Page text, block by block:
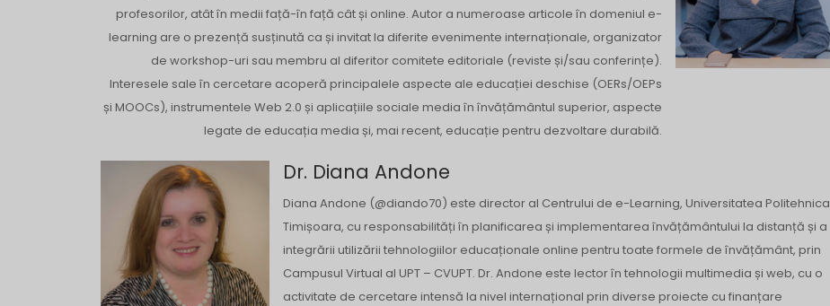
profesorilor, atât în medii față-în față cât și online. Autor a numeroase articole în domeniul e-
learning are o prezență susținută ca și invitat la diferite evenimente internaționale, organizator
de workshop-uri sau membru al diferitor comitete editoriale (reviste și/sau conferințe).
Interesele sale în cercetare acoperă principalele aspecte ale educației deschise (OERs/OEPs
și MOOCs), instrumentele Web 2.0 și aplicațiile sociale media în învățământul superior, aspecte
legate de educația media și, mai recent, educație pentru dezvoltare durabilă.
Dr. Diana Andone
Diana Andone (@diando70) este director al Centrului de e-Learning, Universitatea Politehnica
Timișoara, cu responsabilități în planificarea și implementarea învățământului la distanță și a
integrării utilizării tehnologiilor educaționale online pentru toate formele de învățământ, prin
Campusul Virtual al UPT – CVUPT. Dr. Andone este lector în tehnologii multimedia și web, cu o
activitate de cercetare intensă la nivel internațional prin diverse proiecte cu finanțare